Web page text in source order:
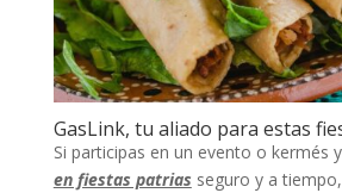
GasLink, tu aliado para estas
Si participas en un evento o kermés
en fiestas patrias seguro y a